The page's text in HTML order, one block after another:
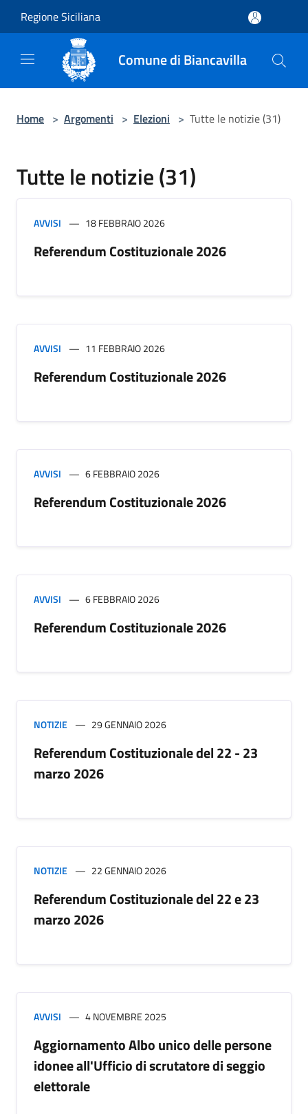
Regione Siciliana
Comune di Biancavilla
Home > Argomenti > Elezioni > Tutte le notizie (31)
Tutte le notizie (31)
AVVISI 18 FEBBRAIO 2026
Referendum Costituzionale 2026
AVVISI 11 FEBBRAIO 2026
Referendum Costituzionale 2026
AVVISI 6 FEBBRAIO 2026
Referendum Costituzionale 2026
AVVISI 6 FEBBRAIO 2026
Referendum Costituzionale 2026
NOTIZIE 29 GENNAIO 2026
Referendum Costituzionale del 22 - 23
marzo 2026
NOTIZIE 22 GENNAIO 2026
Referendum Costituzionale del 22 e 23
marzo 2026
AVVISI 4 NOVEMBRE 2025
Aggiornamento Albo unico delle persone
idonee all'Ufficio di scrutatore di seggio
elettorale